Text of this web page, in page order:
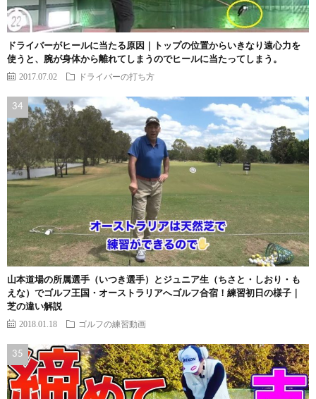
ドライバーがヒールに当たる原因｜トップの位置からいきなり遠心力を
使うと、腕が身体から離れてしまうのでヒールに当たってしまう。
2017.07.02 ドライバーの打ち方
山本道場の所属選手（いつき選手）とジュニア生（ちさと・しおり・も
えな）でゴルフ王国・オーストラリアへゴルフ合宿！練習初日の様子｜
芝の違い解説
2018.01.18 ゴルフの練習動画